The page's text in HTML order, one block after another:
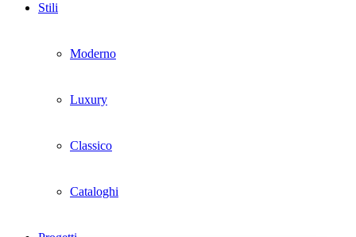
Stili
Moderno
Luxury
Classico
Cataloghi